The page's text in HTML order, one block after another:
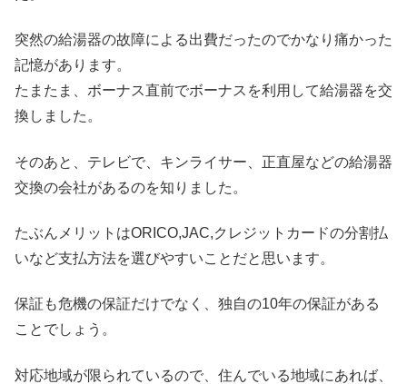
突然の給湯器の故障による出費だったのでかなり痛かった
記憶があります。
たまたま、ボーナス直前でボーナスを利用して給湯器を交
換しました。
そのあと、テレビで、キンライサー、正直屋などの給湯器
交換の会社があるのを知りました。
たぶんメリットはORICO,JAC,クレジットカードの分割払
いなど支払方法を選びやすいことだと思います。
保証も危機の保証だけでなく、独自の10年の保証がある
ことでしょう。
対応地域が限られているので、住んでいる地域にあれば、